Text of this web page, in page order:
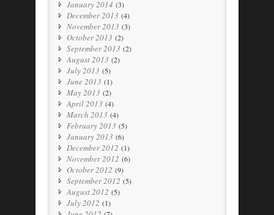
January 2014 (3)
December 2013 (4)
November 2013 (3)
October 2013 (2)
September 2013 (2)
August 2013 (2)
July 2013 (5)
June 2013 (1)
May 2013 (2)
April 2013 (4)
March 2013 (4)
February 2013 (5)
January 2013 (6)
December 2012 (1)
November 2012 (6)
October 2012 (9)
September 2012 (5)
August 2012 (5)
July 2012 (1)